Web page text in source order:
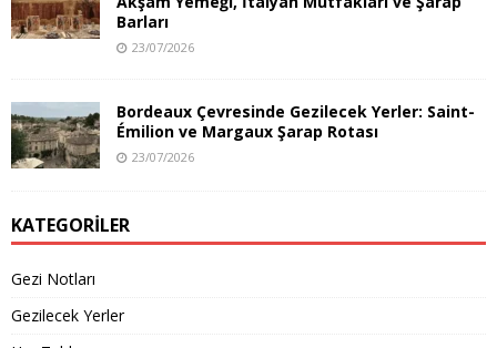
Barları
23/07/2026
Bordeaux Çevresinde Gezilecek Yerler: Saint-
Émilion ve Margaux Şarap Rotası
23/07/2026
KATEGORILER
Gezi Notları
Gezilecek Yerler